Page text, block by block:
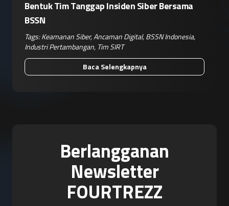
Bentuk Tim Tanggap Insiden Siber Bersama
BSSN
Tags:Keamanan Siber,Ancaman Digital,BSSN Indonesia,
Industri Pertambangan, Tim SIRT
Baca Selengkapnya
Berlangganan
Newsletter
FOURTREZZ